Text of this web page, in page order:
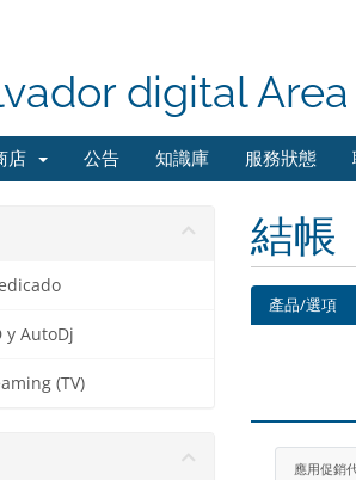
digital
店 公告 知識庫 服務狀態
y AutoDj
(TV)
結帳
產品/選項
應用促銷